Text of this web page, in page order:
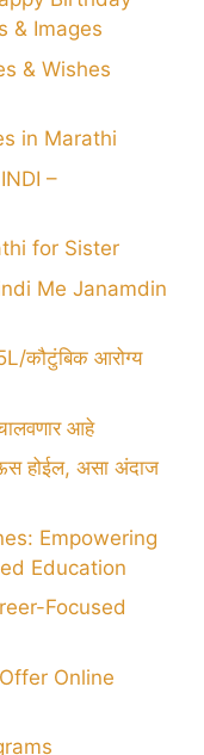
& Images
& Wishes
in Marathi
–
for Sister
Me Janamdin
5L/कौटुंबिक आरोग्य
आहे
होईल, असा अंदाज
Empowering
Education
Focused
Online